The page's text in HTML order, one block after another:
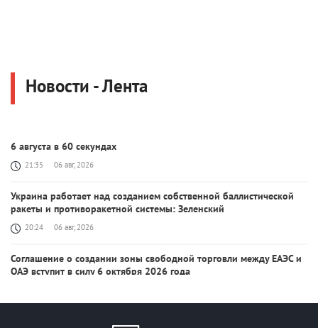
Новости - Лента
6 августа в 60 секундах
21:35 06 авг, 2026
Украина работает над созданием собственной баллистической
ракеты и противоракетной системы: Зеленский
20:24 06 авг, 2026
Соглашение о создании зоны свободной торговли между ЕАЭС и
ОАЭ вступит в силу 6 октября 2026 года